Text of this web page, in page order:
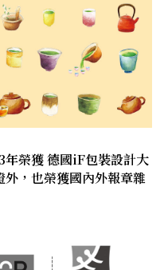
年榮獲 德國iF包裝設計大
，也榮獲國內外報章雜